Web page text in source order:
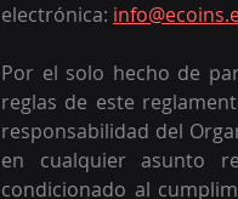
electrónica:
Por el solo hecho de
reglas de este
responsabilidad del
en cualquier asunto
condicionado al